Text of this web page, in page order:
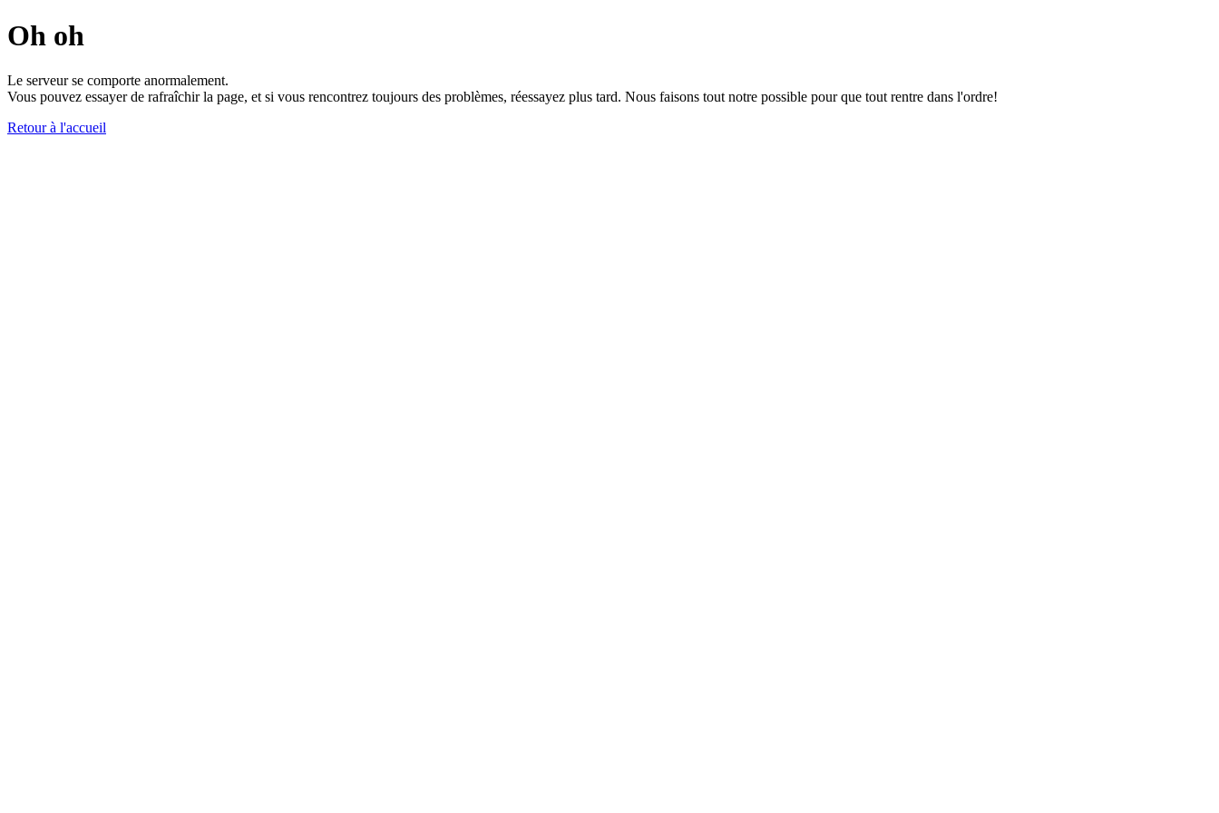
Oh oh
Le serveur se comporte anormalement.
Vous pouvez essayer de rafraîchir la page, et si vous rencontrez toujours des problèmes, réessayez plus tard. Nous faisons tout notre possible pour que tout rentre dans l'ordre!
Retour à l'accueil